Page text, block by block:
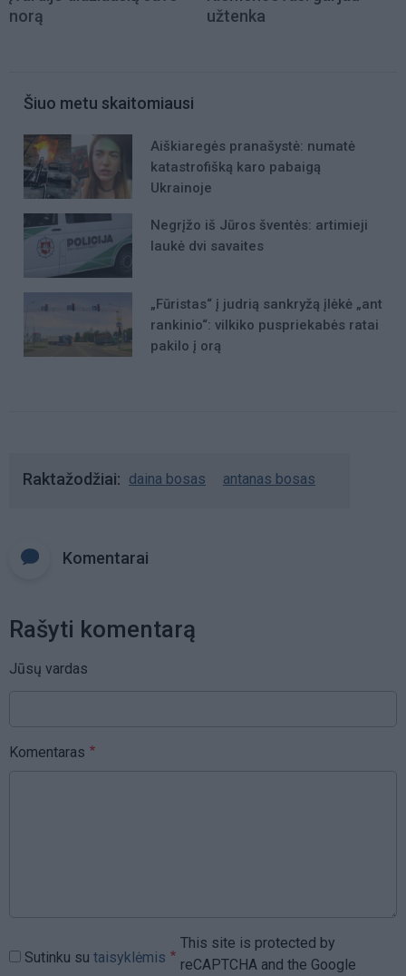
norą
užtenka
Šiuo metu skaitomiausi
Aiškiaregės pranašystė: numatė
katastrofišką karo pabaigą
Ukrainoje
Negrįžo iš Jūros šventės: artimieji
laukė dvi savaites
„Fūristas“ į judrią sankryžą įlėkė „ant
rankinio“: vilkiko puspriekabės ratai
pakilo į orą
Raktažodžiai daina bosas antanas bosas
Komentarai
Rašyti komentarą
Jūsų vardas
Komentaras
Sutinku su taisyklėmis
This site is protected by
reCAPTCHA and the Google